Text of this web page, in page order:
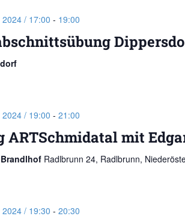
/ 17:00 - 19:00
/ 19:00 - 21:00
ARTSchmidatal mit
Radlbrunn 24, Radlbrunn,
/ 19:30 - 20:30